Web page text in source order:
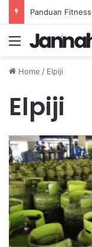
Menu
Home / Elpiji
Elpiji